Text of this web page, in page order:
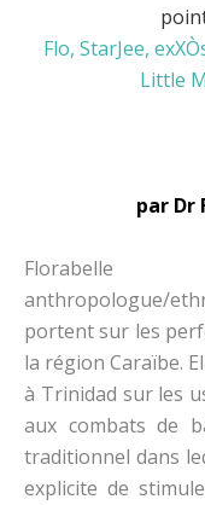
Flo, StarJee,
Little
par Dr
anthropologue/
portent sur les
la région Caraïbe.
à Trinidad sur les
aux combats de
traditionnel dans
explicite de